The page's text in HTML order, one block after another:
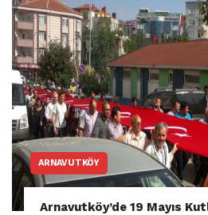
ARNAVUTKÖY
Arnavutköy’de 19 Mayıs